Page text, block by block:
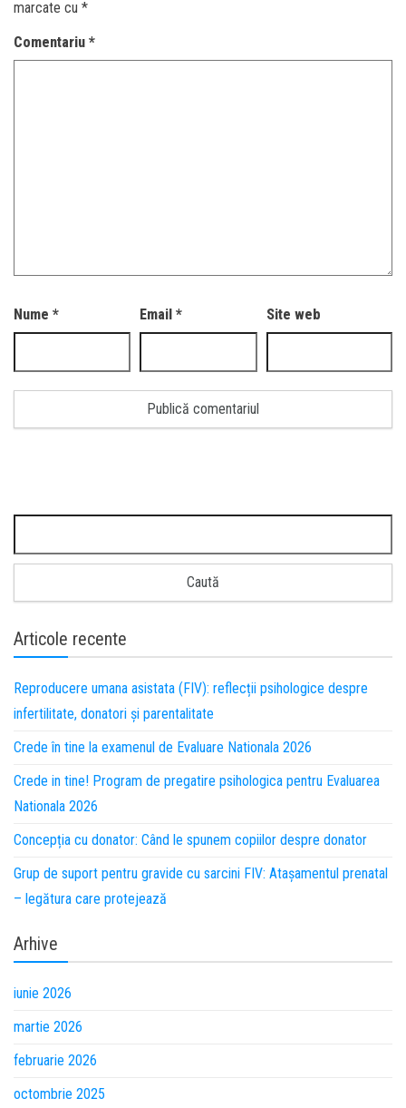
marcate cu *
Comentariu *
Nume * Email* Site web
Articole recente
Reproducere umana asistata (FIV): reflecții psihologice despre
infertilitate, donatori și parentalitate
Crede în tine la examenul de Evaluare Nationala 2026
Crede in tine! Program de pregatire psihologica pentru Evaluarea
Nationala 2026
Concepția cu donator: Când le spunem copiilor despre donator
Grup de suport pentru gravide cu sarcini FIV: Atașamentul prenatal
– legătura care protejează
Arhive
iunie 2026
martie 2026
februarie 2026
octombrie 2025